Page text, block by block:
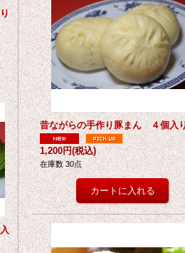
昔ながらの手作り豚まん ４個入
1,200円(税込)
在庫数 30点